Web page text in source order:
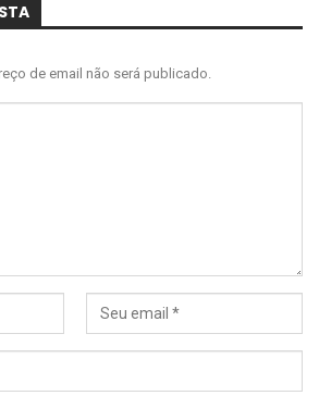
de email não será publicado.